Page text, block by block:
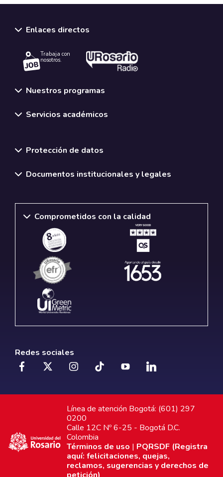
Enlaces directos
Trabaja con
nosotros.
Nuestros programas
Servicios académicos
Protección de datos
Documentos institucionales y legales
Comprometidos con la calidad
Redes sociales
Línea de atención Bogotá: (601) 297
0200
Calle 12C Nº 6-25 - Bogotá D.C.
Colombia
Términos de uso | PQRSDF (Registra
aquí: felicitaciones, quejas,
reclamos, sugerencias y derechos de